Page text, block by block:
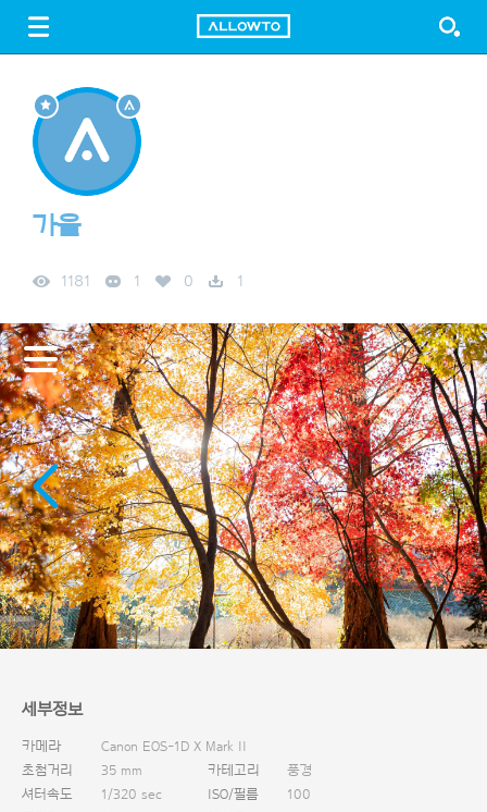
FREE DOWNLOAD
가을
1181 1 0 1
세부정보
카메라
Canon EOS-1D X Mark II
초첨거리
35 mm 카테고리
풍경
셔터속도
1/320 sec ISO/필름
100